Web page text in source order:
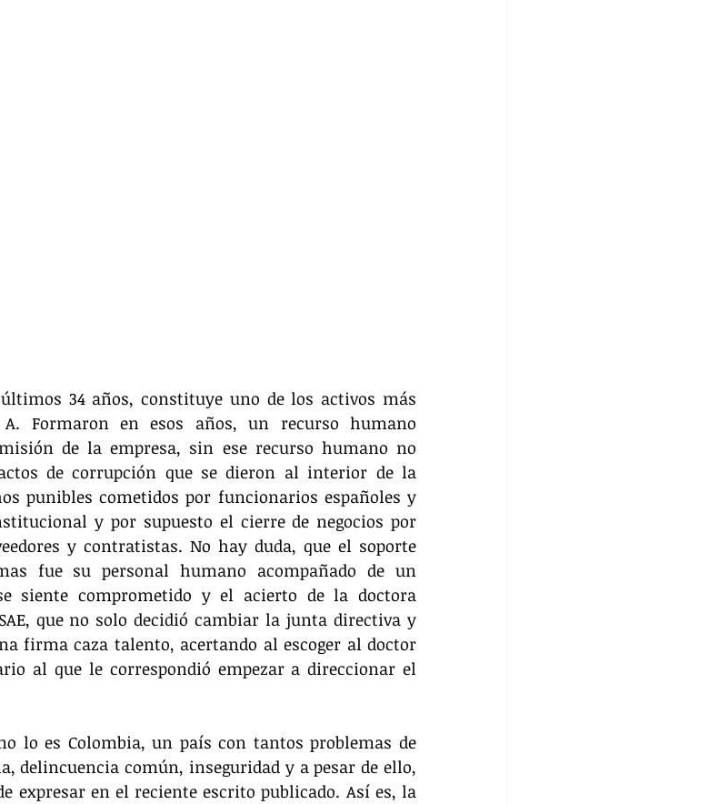
34 años, constituye uno de los activos más
Formaron en esos años, un recurso humano
de la empresa, sin ese recurso humano no
de corrupción que se dieron al interior de la
punibles cometidos por funcionarios españoles y
y por supuesto el cierre de negocios por
y contratistas. No hay duda, que el soporte
fue su personal humano acompañado de un
siente comprometido y el acierto de la doctora
que no solo decidió cambiar la junta directiva y
firma caza talento, acertando al escoger al doctor
al que le correspondió empezar a direccionar el
lo es Colombia, un país con tantos problemas de
delincuencia común, inseguridad y a pesar de ello,
expresar en el reciente escrito publicado. Así es, la